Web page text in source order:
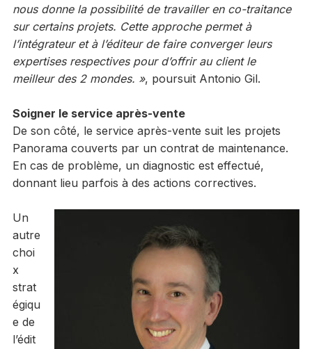
nous donne la possibilité de travailler en co-traitance
sur certains projets. Cette approche permet à
l’intégrateur et à l’éditeur de faire converger leurs
expertises respectives pour d’offrir au client le
meilleur des 2 mondes. », poursuit Antonio Gil.
Soigner le service après-vente
De son côté, le service après-vente suit les projets
Panorama couverts par un contrat de maintenance.
En cas de problème, un diagnostic est effectué,
donnant lieu parfois à des actions correctives.
Un
autre
choi
x
strat
égiqu
e de
l’édit